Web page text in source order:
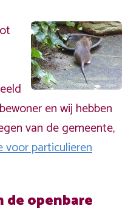
en wij hebben
van de gemeente,
voor particulieren
openbare